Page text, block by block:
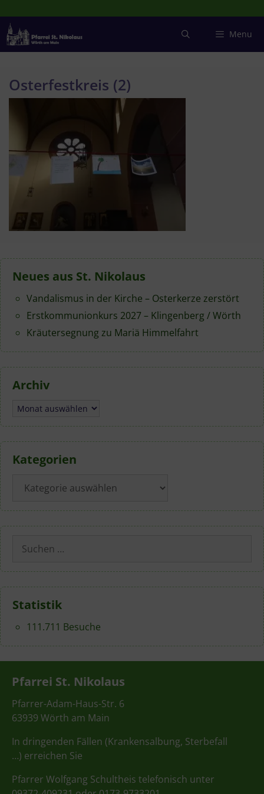
Inhalt
springen
Menu
Osterfestkreis (2)
Neues aus St. Nikolaus
Vandalismus in der Kirche – Osterkerze zerstört
Erstkommunionkurs 2027 – Klingenberg / Wörth
Kräutersegnung zu Mariä Himmelfahrt
Archiv
Archiv
Kategorien
Suchen
nach:
Statistik
111.711 Besuche
Pfarrei St. Nikolaus
Pfarrer-Adam-Haus-Str. 6
63939 Wörth am Main
In dringenden Fällen (Krankensalbung, Sterbefall
…) erreichen Sie
Pfarrer Wolfgang Schultheis telefonisch unter